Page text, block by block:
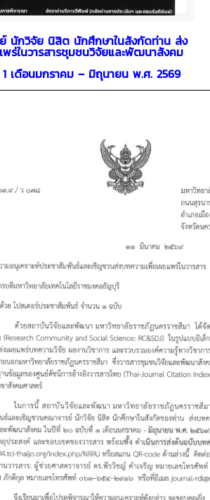
นักวิจัย นิสิต นักศึกษาในสังกัดท่าน ส่ง
พร่ในวารสารชุมชนวิจัยและพัฒนาสังคม
เดือนมกราคม – มิถุนายน พ.ศ. 2569